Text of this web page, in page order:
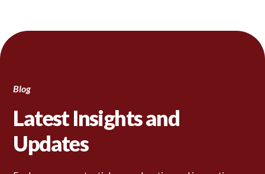
Blog
Latest Insights and
Updates